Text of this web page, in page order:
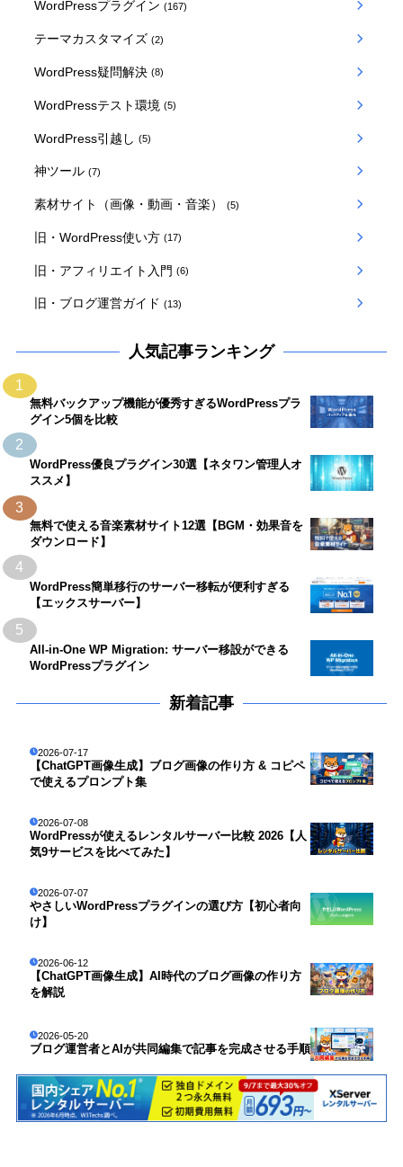
WordPressプラグイン (167)
テーマカスタマイズ (2)
WordPress疑問解決 (8)
WordPressテスト環境 (5)
WordPress引越し (5)
神ツール (7)
素材サイト（画像・動画・音楽） (5)
旧・WordPress使い方 (17)
旧・アフィリエイト入門 (6)
旧・ブログ運営ガイド (13)
人気記事ランキング
1
無料バックアップ機能が優秀すぎるWordPressプラ
グイン5個を比較
2
WordPress優良プラグイン30選【ネタワン管理人オ
ススメ】
3
無料で使える音楽素材サイト12選【BGM・効果音を
ダウンロード】
4
WordPress簡単移行のサーバー移転が便利すぎる
【エックスサーバー】
5
All-in-One WP Migration: サーバー移設ができる
WordPressプラグイン
新着記事
2026-07-17
【ChatGPT画像生成】ブログ画像の作り方 & コピペ
で使えるプロンプト集
2026-07-08
WordPressが使えるレンタルサーバー比較 2026【人
気9サービスを比べてみた】
2026-07-07
やさしいWordPressプラグインの選び方【初心者向
け】
2026-06-12
【ChatGPT画像生成】AI時代のブログ画像の作り方
を解説
2026-05-20
ブログ運営者とAIが共同編集で記事を完成させる手順